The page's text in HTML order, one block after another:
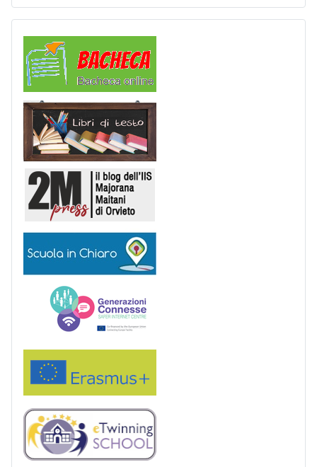
Libri di Testo
Scuola in chiaro
Erasmus+
eTwinning